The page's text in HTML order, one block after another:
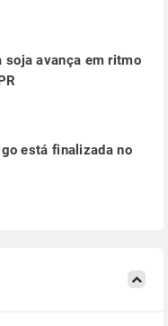
soja avança em ritmo
está finalizada no